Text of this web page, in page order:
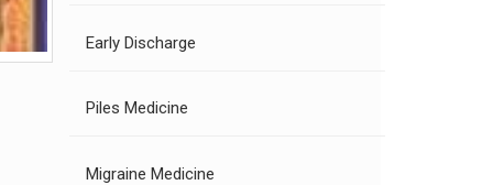
Early Discharge
Piles Medicine
Migraine Medicine